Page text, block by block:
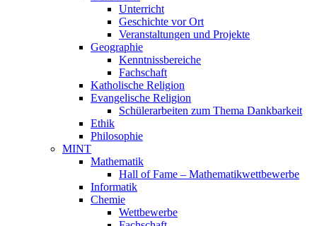
Unterricht
Geschichte vor Ort
Veranstaltungen und Projekte
Geographie
Kenntnissbereiche
Fachschaft
Katholische Religion
Evangelische Religion
Schülerarbeiten zum Thema Dankbarkeit
Ethik
Philosophie
MINT
Mathematik
Hall of Fame – Mathematikwettbewerbe
Informatik
Chemie
Wettbewerbe